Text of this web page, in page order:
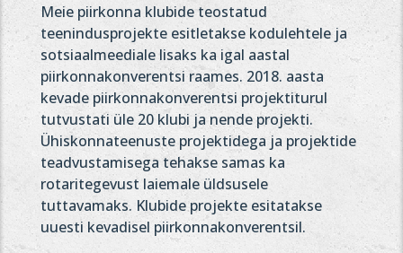
Meie piirkonna klubide teostatud
teenindusprojekte esitletakse kodulehtele ja
sotsiaalmeediale lisaks ka igal aastal
piirkonnakonverentsi raames. 2018. aasta
kevade piirkonnakonverentsi projektiturul
tutvustati üle 20 klubi ja nende projekti.
Ühiskonnateenuste projektidega ja projektide
teadvustamisega tehakse samas ka
rotaritegevust laiemale üldsusele
tuttavamaks. Klubide projekte esitatakse
uuesti kevadisel piirkonnakonverentsil.